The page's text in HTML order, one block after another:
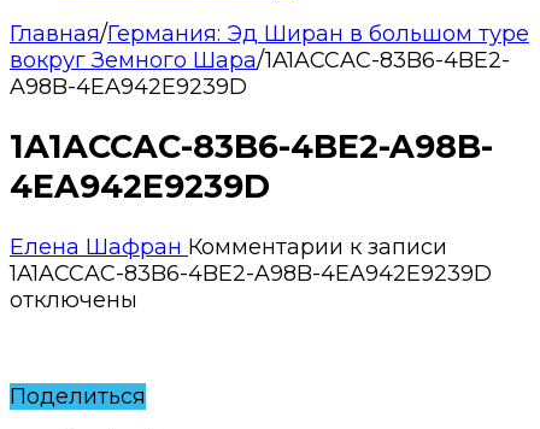
Главная/Германия: Эд Ширан в большом туре
вокруг Земного Шара/1A1ACCAC-83B6-4BE2-
A98B-4EA942E9239D
1A1ACCAC-83B6-4BE2-A98B-
4EA942E9239D
Елена Шафран Комментарии к записи
1A1ACCAC-83B6-4BE2-A98B-4EA942E9239D
отключены
Поделиться